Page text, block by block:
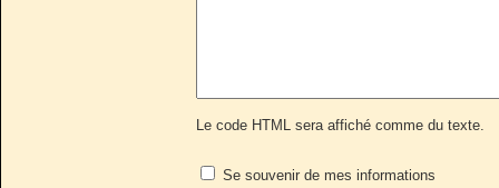
Le code HTML sera affiché comme du texte.
Se souvenir de mes informations